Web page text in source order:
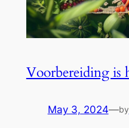
Voorbereiding is
May 3, 2024—by